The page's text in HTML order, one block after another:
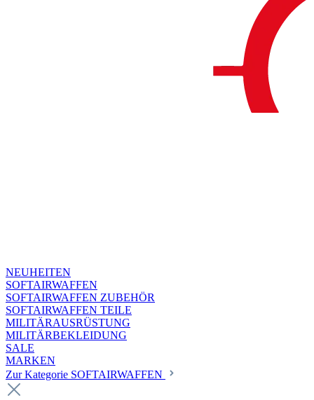
NEUHEITEN
SOFTAIRWAFFEN
SOFTAIRWAFFEN ZUBEHÖR
SOFTAIRWAFFEN TEILE
MILITÄRAUSRÜSTUNG
MILITÄRBEKLEIDUNG
SALE
MARKEN
Zur Kategorie SOFTAIRWAFFEN